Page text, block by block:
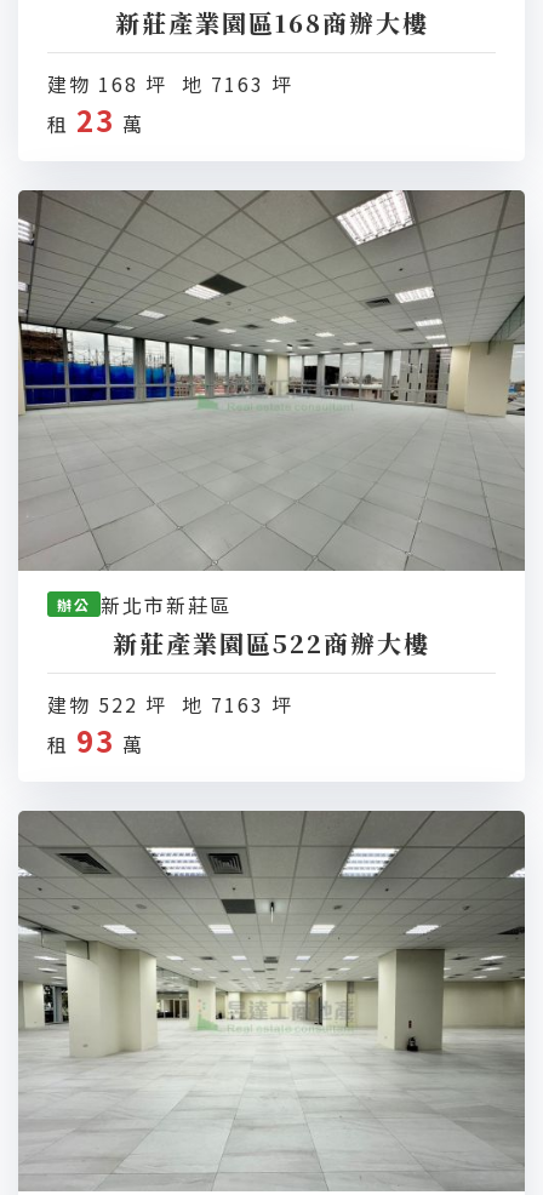
新莊產業園區168商辦大樓
建物 168 坪 地 7163 坪
租 23 萬
辦公 新北市新莊區
新莊產業園區522商辦大樓
建物 522 坪 地 7163 坪
租 93 萬